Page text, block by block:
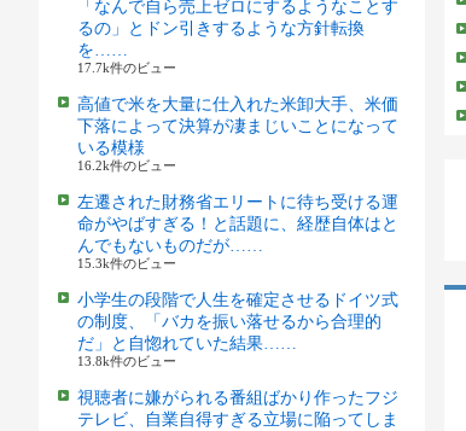
「なんで自ら売上ゼロにするようなことす
るの」とドン引きするような方針転換
を……
17.7k件のビュー
高値で米を大量に仕入れた米卸大手、米価
下落によって決算が凄まじいことになって
いる模様
16.2k件のビュー
左遷された財務省エリートに待ち受ける運
命がやばすぎる！と話題に、経歴自体はと
んでもないものだが……
15.3k件のビュー
小学生の段階で人生を確定させるドイツ式
の制度、「バカを振い落せるから合理的
だ」と自惚れていた結果……
13.8k件のビュー
視聴者に嫌がられる番組ばかり作ったフジ
テレビ、自業自得すぎる立場に陥ってしま